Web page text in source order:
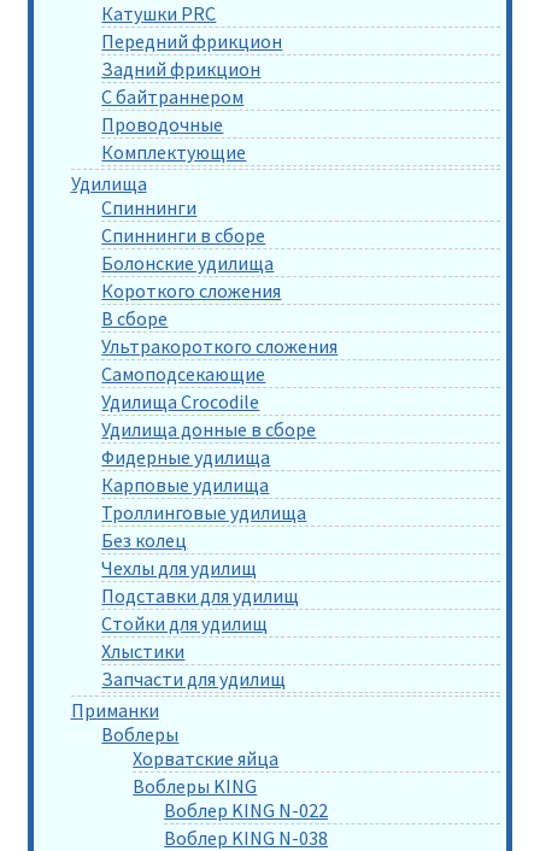
Катушки PRC
Передний фрикцион
Задний фрикцион
С байтраннером
Проводочные
Комплектующие
Удилища
Спиннинги
Спиннинги в сборе
Болонские удилища
Короткого сложения
В сборе
Ультракороткого сложения
Самоподсекающие
Удилища Crocodile
Удилища донные в сборе
Фидерные удилища
Карповые удилища
Троллинговые удилища
Без колец
Чехлы для удилищ
Подставки для удилищ
Стойки для удилищ
Хлыстики
Запчасти для удилищ
Приманки
Воблеры
Хорватские яйца
Воблеры KING
Воблер KING N-022
Воблер KING N-038